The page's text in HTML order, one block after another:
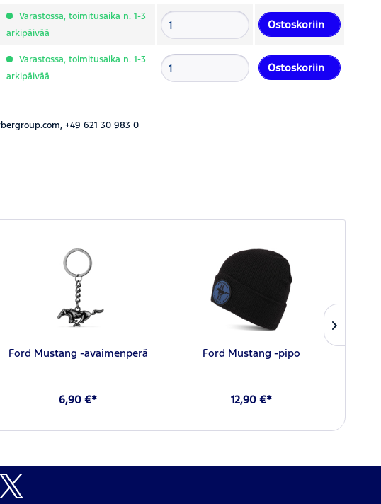
Varastossa, toimitusaika n. 1-3
arkipäivää
Ostoskoriin
Varastossa, toimitusaika n. 1-3
arkipäivää
Ostoskoriin
+49 621 30 983 0
Ford Mustang -avaimenperä
6,90 €*
Ford Mustang -pipo
12,90 €*